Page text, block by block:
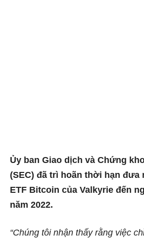
Ủy ban Giao dịch và Chứng
(SEC) đã trì hoãn thời hạn đưa
ETF Bitcoin của Valkyrie đến
năm 2022.
“Chúng tôi nhận thấy rằng việc